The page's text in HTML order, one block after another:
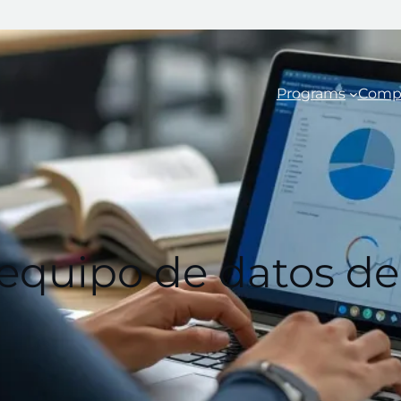
Programs
equipo de datos